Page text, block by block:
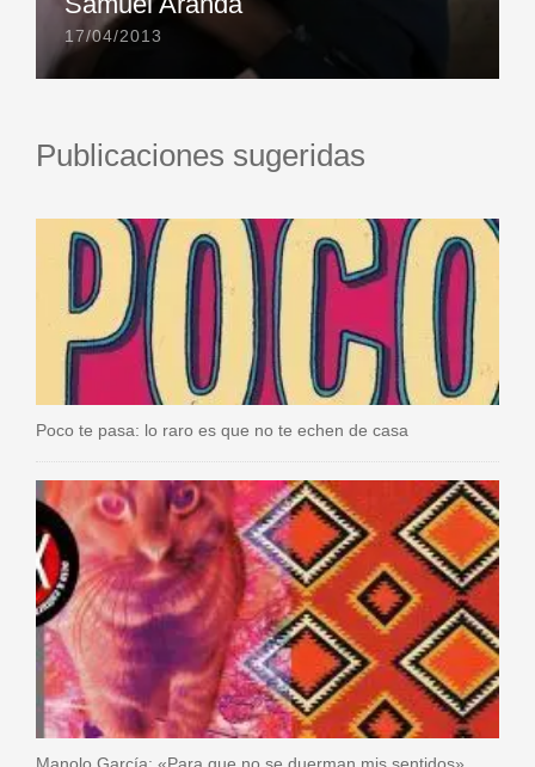
17/04/2013
Publicaciones sugeridas
Poco te pasa: lo raro es que no te echen de casa
Manolo García: «Para que no se duerman mis sentidos»